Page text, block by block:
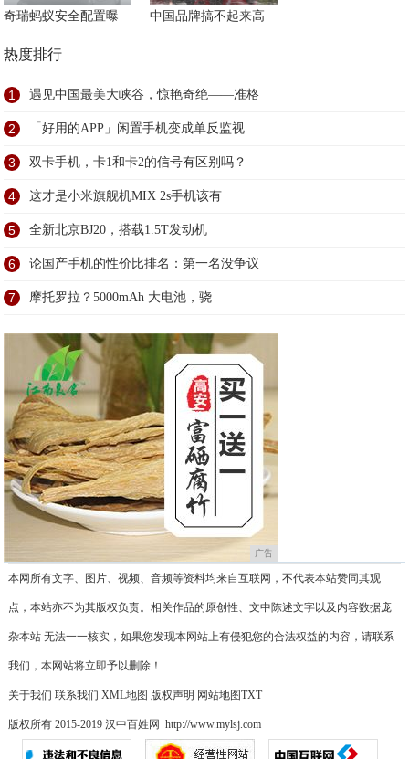
奇瑞蚂蚁安全配置曝 中国品牌搞不起来高
热度排行
1 遇见中国最美大峡谷，惊艳奇绝——准格
2 「好用的APP」闲置手机变成单反监视
3 双卡手机，卡1和卡2的信号有区别吗？
4 这才是小米旗舰机MIX 2s手机该有
5 全新北京BJ20，搭载1.5T发动机
6 论国产手机的性价比排名：第一名没争议
7 摩托罗拉？5000mAh 大电池，骁
广告
本网所有文字、图片、视频、音频等资料均来自互联网，不代表本站赞同其观
点，本站亦不为其版权负责。相关作品的原创性、文中陈述文字以及内容数据庞
杂本站 无法一一核实，如果您发现本网站上有侵犯您的合法权益的内容，请联系
我们，本网站将立即予以删除！
关于我们 联系我们 XML地图 版权声明 网站地图TXT
版权所有 2015-2019 汉中百姓网 http://www.mylsj.com